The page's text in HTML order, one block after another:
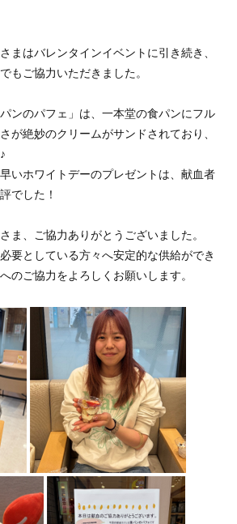
まはバレンタインイベントに引き続き、
もご協力いただきました。
ンのパフェ」は、一本堂の食パンにフル
が絶妙のクリームがサンドされており、
いホワイトデーのプレゼントは、献血者
でした！
ま、ご協力ありがとうございました。
要としている方々へ安定的な供給ができ
のご協力をよろしくお願いします。